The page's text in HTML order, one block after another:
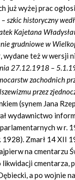
już wyżej prac
szkic historyczny
Kajetana
grudniowe w
wydane też w wersji
27.12.1918 –
zachodnich
przez
(synem Jana
wydawnictwo
w r.
1928). Zmarł 14 XII
na cmentarzu
likwidacji cmentarza,
a po wojnie